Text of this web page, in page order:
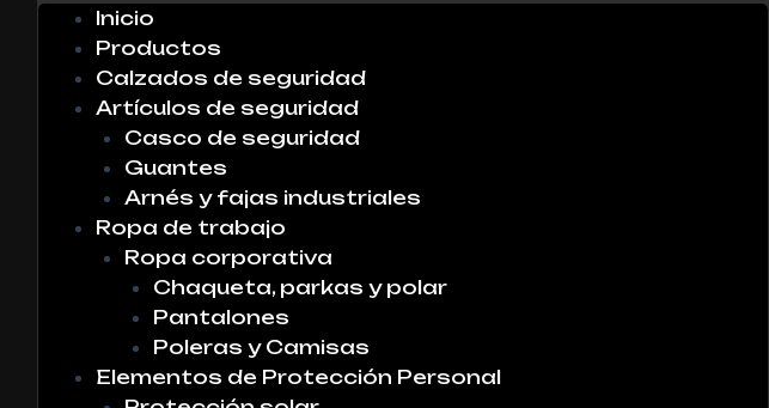
Inicio
Productos
Calzados de seguridad
Artículos de seguridad
Casco de seguridad
Guantes
Arnés y fajas industriales
Ropa de trabajo
Ropa corporativa
Chaqueta, parkas y polar
Pantalones
Poleras y Camisas
Elementos de Protección Personal